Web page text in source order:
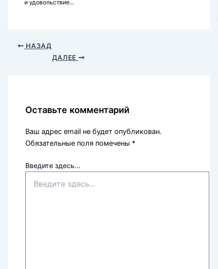
и удовольствие...
НАЗАД
ДАЛЕЕ
Оставьте комментарий
Ваш адрес email не будет опубликован.
Обязательные поля помечены *
Введите здесь...